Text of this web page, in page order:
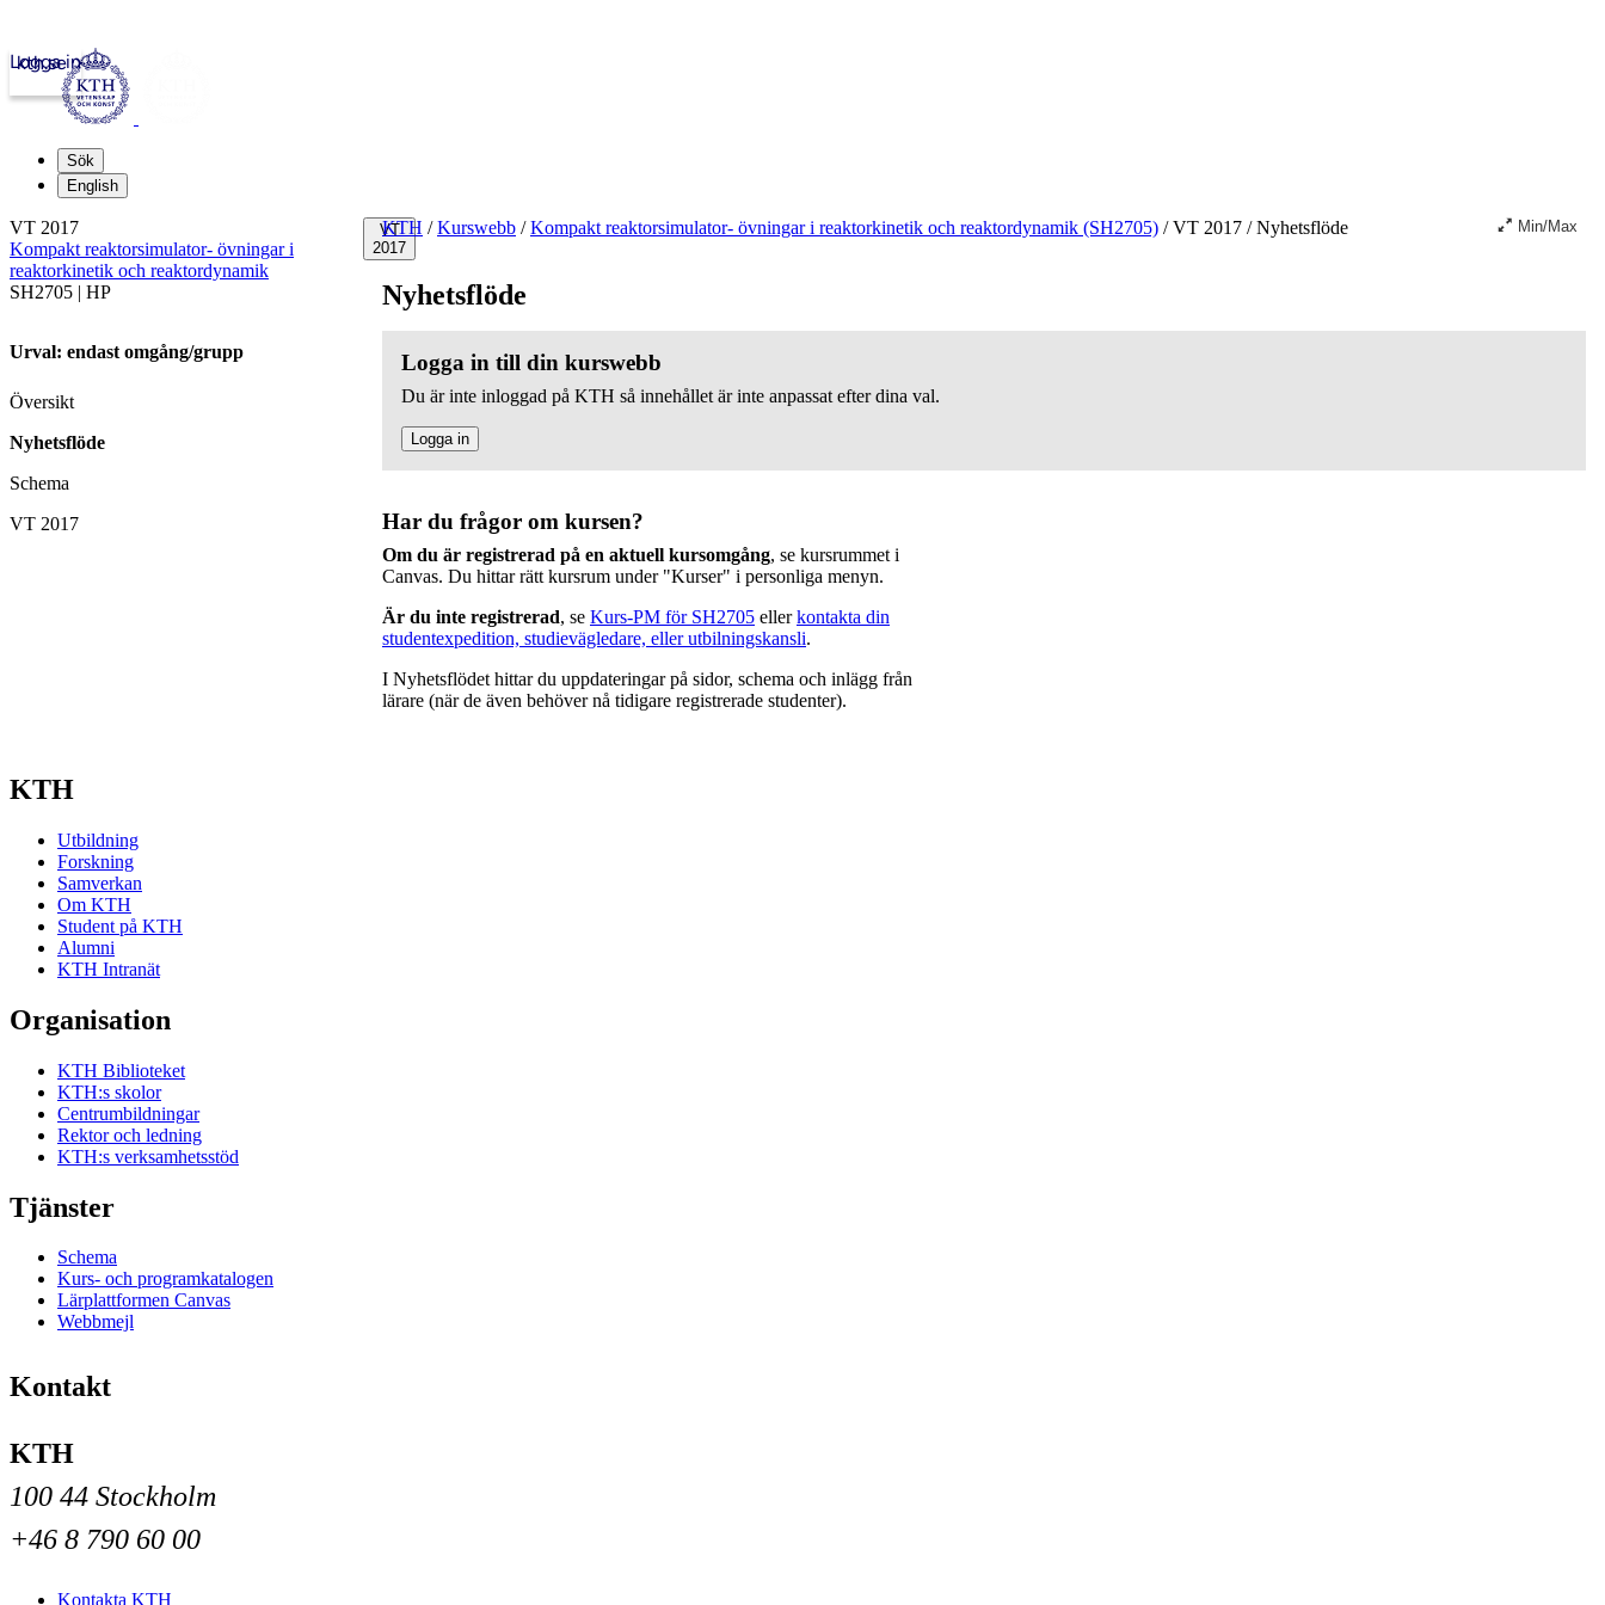
kth.se
Logga in
Sök
English
VT
2017
KTH / Kurswebb / Kompakt reaktorsimulator- övningar i reaktorkinetik och reaktordynamik (SH2705) /VT 2017 /Nyhetsflöde Min/Max
Nyhetsflöde
Logga in till din kurswebb
Du är inte inloggad på KTH så innehållet är inte anpassat efter dina val.
Logga in
Har du frågor om kursen?
Om du är registrerad på en aktuell kursomgång, se kursrummet i
Canvas. Du hittar rätt kursrum under "Kurser" i personliga menyn.
Är du inte registrerad, se Kurs-PM för SH2705 ellerkontakta din
studentexpedition, studievägledare, eller utbilningskansli.
I Nyhetsflödet hittar du uppdateringar på sidor, schema och inlägg från
lärare (när de även behöver nå tidigare registrerade studenter).
VT 2017
Kompakt reaktorsimulator- övningar i
reaktorkinetik och reaktordynamik
SH2705 | HP
Urval: endast omgång/grupp
Översikt
Nyhetsflöde
Schema
VT 2017
KTH
Utbildning
Forskning
Samverkan
Om KTH
Student på KTH
Alumni
KTH Intranät
Organisation
KTH Biblioteket
KTH:s skolor
Centrumbildningar
Rektor och ledning
KTH:s verksamhetsstöd
Tjänster
Schema
Kurs- och programkatalogen
Lärplattformen Canvas
Webbmejl
Kontakt
KTH
100 44 Stockholm
+46 8 790 60 00
Kontakta KTH